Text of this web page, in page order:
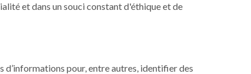
et dans un souci constant d'éthique et de
d’informations pour, entre autres, identifier des